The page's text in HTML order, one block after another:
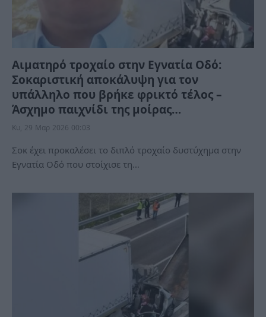
Αιματηρό τροχαίο στην Εγνατία Οδό:
Σοκαριστική αποκάλυψη για τον
υπάλληλο που βρήκε φρικτό τέλος –
Άσχημο παιχνίδι της μοίρας…
Κυ, 29 Μαρ 2026 00:03
Σοκ έχει προκαλέσει το διπλό τροχαίο δυστύχημα στην
Εγνατία Οδό που στοίχισε τη…